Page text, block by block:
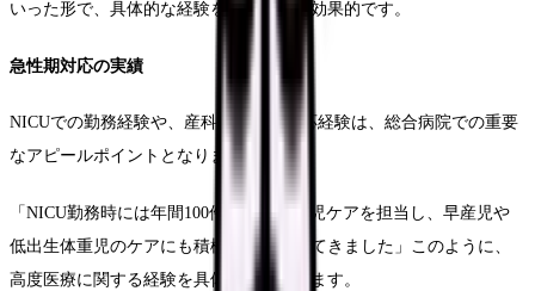
いった形で、具体的な経験を示すことが効果的です。
急性期対応の実績
NICUでの勤務経験や、産科救急への対応経験は、総合病院での重要
なアピールポイントとなります。
「NICU勤務時には年間100件以上の新生児ケアを担当し、早産児や
低出生体重児のケアにも積極的に携わってきました」このように、
高度医療に関する経験を具体的に記載します。